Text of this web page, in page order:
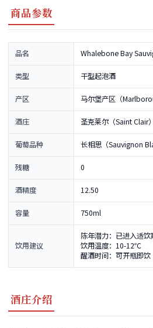
商品参数
品名 Whalebone Bay
类型 干型起泡酒
产区 马尔堡产区（
酒庄 圣克莱尔（Saint Clair）
葡萄品种 长相思（Sauvignon
残糖 0
酒精度 12.50
容量 750ml
饮用建议
陈年潜力：已进入适
饮用温度：10-12℃
醒酒时间：可开瓶即饮
酒庄介绍